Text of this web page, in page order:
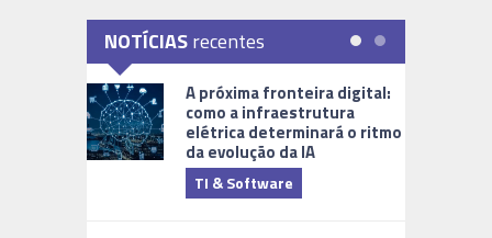
NOTÍCIASrecentes
A próxima fronteira digital:
como a infraestrutura
elétrica determinará o ritmo
da evolução da IA
TI & Software